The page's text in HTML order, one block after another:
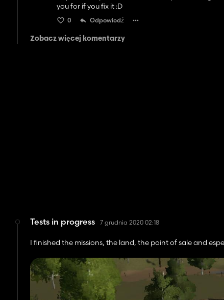
you for if you fix it :D
0 Odpowiedź
Zobacz więcej komentarzy
Tests in progress 7 grudnia 2020 02:18
I finished the missions, the land, the point of sale and